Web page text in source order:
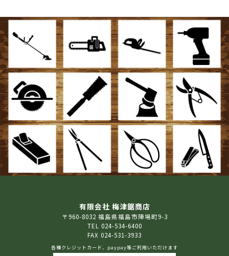
有限会社 梅津鋸商店
〒960-8032 福島県福島市陣場町9-3
TEL 024-534-6400
FAX 024-531-3933
各種クレジットカード、paypay等ご利用いただけます